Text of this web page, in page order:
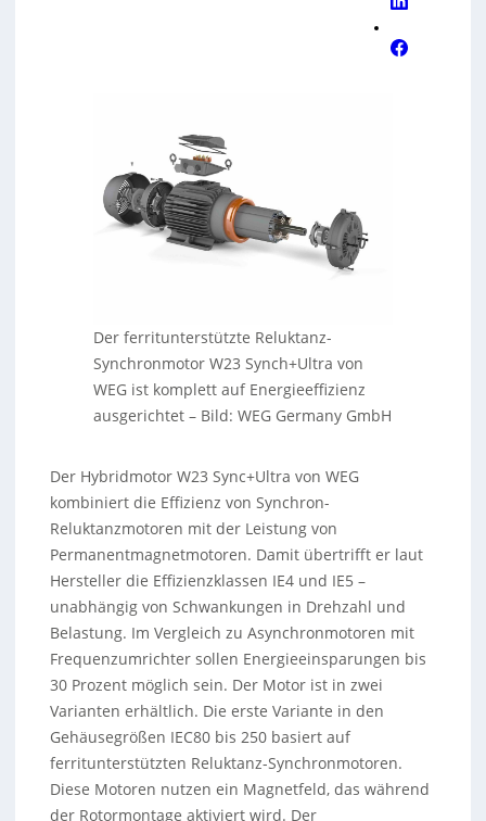
Der ferritunterstützte Reluktanz-
Synchronmotor W23 Synch+Ultra von
WEG ist komplett auf Energieeffizienz
ausgerichtet– Bild: WEG Germany GmbH
Der Hybridmotor W23 Sync+Ultra von WEG
kombiniert die Effizienz von Synchron-
Reluktanzmotoren mit der Leistung von
Permanentmagnetmotoren. Damit übertrifft er laut
Hersteller die Effizienzklassen IE4 und IE5 –
unabhängig von Schwankungen in Drehzahl und
Belastung. Im Vergleich zu Asynchronmotoren mit
Frequenzumrichter sollen Energieeinsparungen bis
30 Prozent möglich sein. Der Motor ist in zwei
Varianten erhältlich. Die erste Variante in den
Gehäusegrößen IEC80 bis 250 basiert auf
ferritunterstützten Reluktanz-Synchronmotoren.
Diese Motoren nutzen ein Magnetfeld, das während
der Rotormontage aktiviert wird. Der